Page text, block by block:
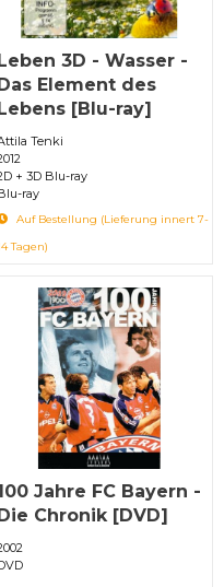
3D - Wasser -
Element des
[Blu-ray]
Tenki
+ 3D Blu-ray
ray
Auf Bestellung (Lieferung innert 7-
Tagen)
Jahre FC Bayern -
Chronik [DVD]